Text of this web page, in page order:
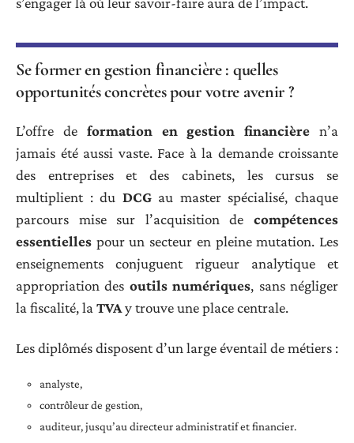
Se former en gestion financière : quelles
opportunités concrètes pour votre avenir ?
L’offre de formation en gestion financière n’a
jamais été aussi vaste. Face à la demande croissante
des entreprises et des cabinets, les cursus se
multiplient : du DCGau master spécialisé, chaque
parcours mise sur l’acquisition de compétences
essentielles pour un secteur en pleine mutation. Les
enseignements conjuguent rigueur analytique et
appropriation des outils numériques, sans négliger
la fiscalité, laTVAy trouve une place centrale.
Les diplômés disposent d’un large éventail de métiers :
analyste,
contrôleur de gestion,
auditeur, jusqu’au directeur administratif et financier.